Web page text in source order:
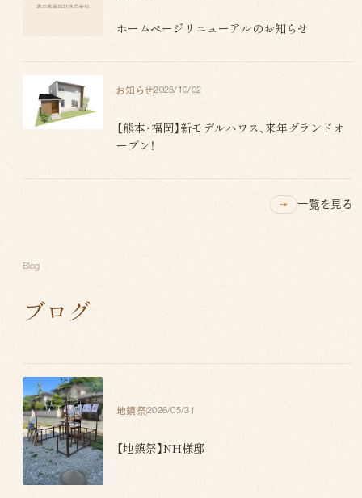
ホームページリニューアルのお知らせ
お知らせ2025/10/02
【熊本・福岡】新モデルハウス、来年グランドオ
ープン！
一覧を見る
Blog
ブログ
地鎮祭2026/05/31
【地鎮祭】NH様邸